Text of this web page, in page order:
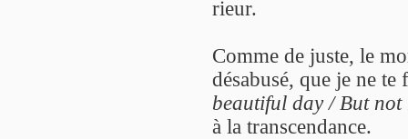
rieur.
Comme de juste, le
désabusé, que je ne
beautiful day / But
à la transcendance.